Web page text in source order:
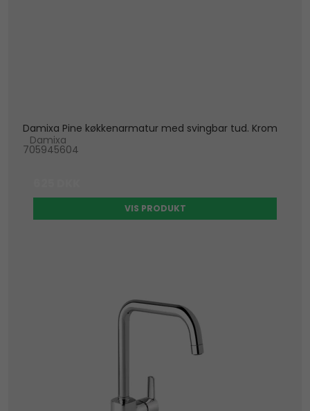
Damixa Pine køkkenarmatur med svingbar tud. Krom
Damixa
705945604
VIS PRODUKT